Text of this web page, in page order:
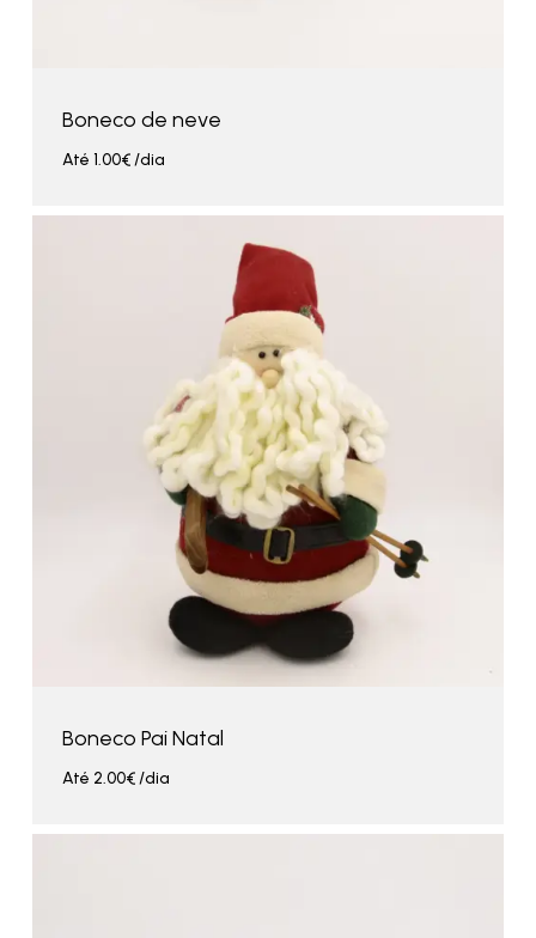
Boneco de neve
Até 1.00€/dia
Boneco Pai Natal
Até 2.00€/dia